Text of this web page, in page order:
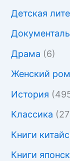
Детская
Драма (6)
Женский
История
Классика
Книги
Книги